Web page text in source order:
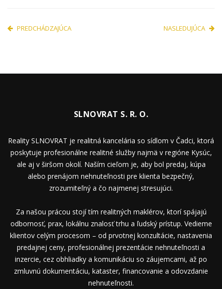
PREDCHÁDZAJÚCA NASLEDUJÚCA
SLNOVRAT S. R. O.
Reality SLNOVRAT je realitná kancelária so sídlom v Čadci, ktorá
poskytuje profesionálne realitné služby najmä v regióne Kysúc,
ale aj v širšom okolí. Naším cieľom je, aby bol predaj, kúpa
alebo prenájom nehnuteľnosti pre klienta bezpečný,
zrozumiteľný a čo najmenej stresujúci.
Za našou prácou stojí tím realitných maklérov, ktorí spájajú
odbornosť, prax, lokálnu znalosť trhu a ľudský prístup. Vedieme
klientov celým procesom – od prvotnej konzultácie, nastavenia
predajnej ceny, profesionálnej prezentácie nehnuteľnosti a
inzercie, cez obhliadky a komunikáciu so záujemcami, až po
zmluvnú dokumentáciu, kataster, financovanie a odovzdanie
nehnuteľnosti.